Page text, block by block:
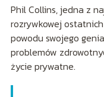
Phil Collins, jedna z
rozrywkowej
powodu swojego
problemów
życie prywatne.